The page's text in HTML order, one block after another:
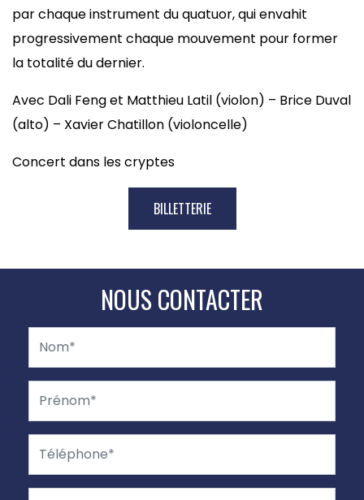
par chaque instrument du quatuor, qui envahit
progressivement chaque mouvement pour former
la totalité du dernier.
Avec Dali Feng et Matthieu Latil (violon) – Brice Duval
(alto) – Xavier Chatillon (violoncelle)
Concert dans les cryptes
BILLETTERIE
NOUS CONTACTER